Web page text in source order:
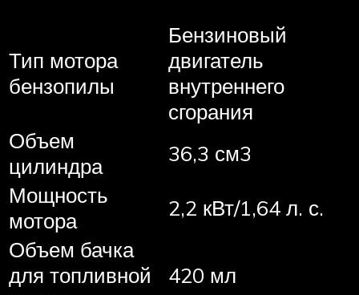
Тип мотора
бензопилы
Бензиновый
двигатель
внутреннего
сгорания
Объем
цилиндра
36,3 см3
Мощность
мотора
2,2 кВт/1,64 л. с.
Объем бачка
для топливной
420 мл